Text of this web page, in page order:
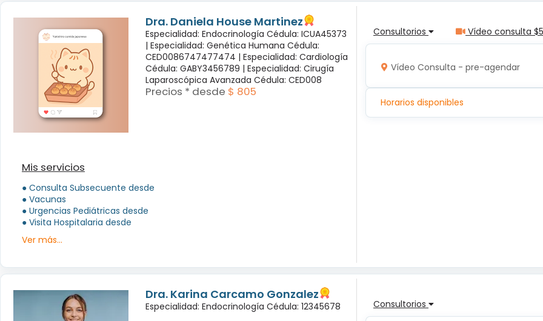
Dra. Daniela House Martinez
Especialidad: Endocrinología Cédula: ICUA45373
| Especialidad: Genética Humana Cédula:
CED0086747477474 | Especialidad: Cardiología
Cédula: GABY3456789 | Especialidad: Cirugía
Laparoscópica Avanzada Cédula: CED008
Precios * desde $ 805
Mis servicios
● Consulta Subsecuente desde
● Vacunas
● Urgencias Pediátricas desde
● Visita Hospitalaria desde
Ver más...
Consultorios Vídeo consulta
Vídeo Consulta - pre-agendar
Horarios disponibles
Dra. Karina Carcamo Gonzalez
Especialidad: Endocrinología Cédula: 12345678 Consultorios